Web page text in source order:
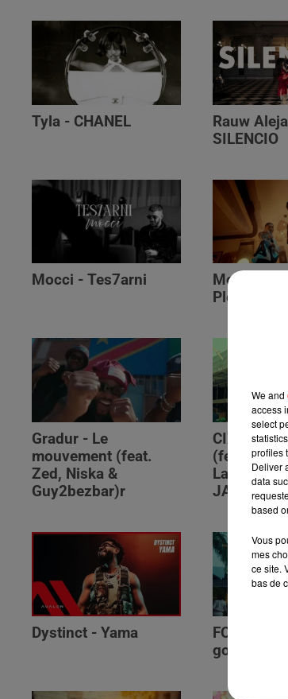
Tyla - CHANEL
Rauw
SILENCIO
Mocci - Tes7arni
Monsieur
Please
Gradur - Le
mouvement (feat.
Zed, Niska &
Guy2bezbar)r
CIZA -
(feat.
Lay,
Dystinct - Yama
FOLA &
golibe
We and
access
select
profiles
Deliver
data
based
Vous
mes
ce site.
bas de